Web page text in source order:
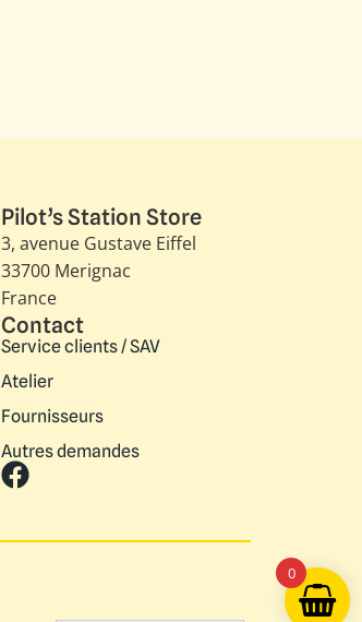
Pilot’s Station Store
3, avenue Gustave Eiffel​
33700 Merignac
France
Contact
Service clients / SAV
Atelier
Fournisseurs
Autres demandes
0